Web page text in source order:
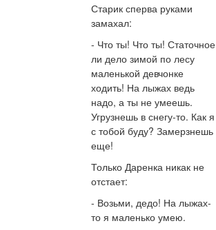
Старик сперва руками
замахал:
- Что ты! Что ты! Статочное
ли дело зимой по лесу
маленькой девчонке
ходить! На лыжах ведь
надо, а ты не умеешь.
Угрузнешь в снегу-то. Как я
с тобой буду? Замерзнешь
еще!
Только Даренка никак не
отстает:
- Возьми, дедо! На лыжах-
то я маленько умею.